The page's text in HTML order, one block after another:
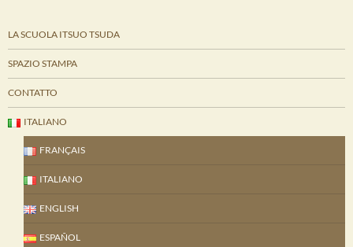
LA SCUOLA ITSUO TSUDA
SPAZIO STAMPA
CONTATTO
ITALIANO
FRANÇAIS
ITALIANO
ENGLISH
ESPAÑOL